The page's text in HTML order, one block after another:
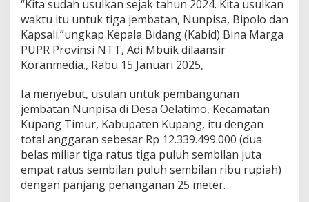
“Kita sudah usulkan sejak tahun 2024. Kita usulkan
waktu itu untuk tiga jembatan, Nunpisa, Bipolo dan
Kapsali.”ungkap Kepala Bidang (Kabid) Bina Marga
PUPR Provinsi NTT, Adi Mbuik dilaansir
Koranmedia., Rabu 15 Januari 2025,
Ia menyebut, usulan untuk pembangunan
jembatan Nunpisa di Desa Oelatimo, Kecamatan
Kupang Timur, Kabupaten Kupang, itu dengan
total anggaran sebesar Rp 12.339.499.000 (dua
belas miliar tiga ratus tiga puluh sembilan juta
empat ratus sembilan puluh sembilan ribu rupiah)
dengan panjang penanganan 25 meter.